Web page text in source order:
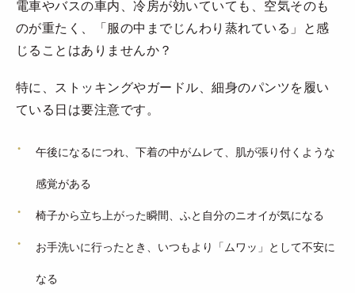
電車やバスの車内、冷房が効いていても、空気そのも
のが重たく、「服の中までじんわり蒸れている」と感
じることはありませんか？
特に、ストッキングやガードル、細身のパンツを履い
ている日は要注意です。
午後になるにつれ、下着の中がムレて、肌が張り付くような
感覚がある
椅子から立ち上がった瞬間、ふと自分のニオイが気になる
お手洗いに行ったとき、いつもより「ムワッ」として不安に
なる